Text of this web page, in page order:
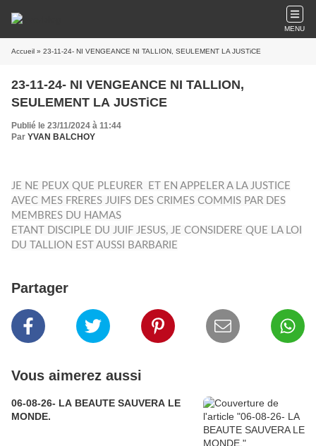
MENU
Accueil » 23-11-24- NI VENGEANCE NI TALLION, SEULEMENT LA JUSTiCE
23-11-24- NI VENGEANCE NI TALLION,
SEULEMENT LA JUSTiCE
Publié le 23/11/2024 à 11:44
Par YVAN BALCHOY
JE NE PEUX QUE PLEURER ET EN APPELER A LA JUSTICE
AVEC MES FRERES JUIFS DES CRIMES COMMIS PAR DES
MEMBRES DU HAMAS
ETANT DISCIPLE DU JUIF JESUS, JE CONSIDERE QUE LA LOI
DU TALLION EST AUSSI BARBARIE
Partager
Vous aimerez aussi
06-08-26- LA BEAUTE SAUVERA LE
MONDE.